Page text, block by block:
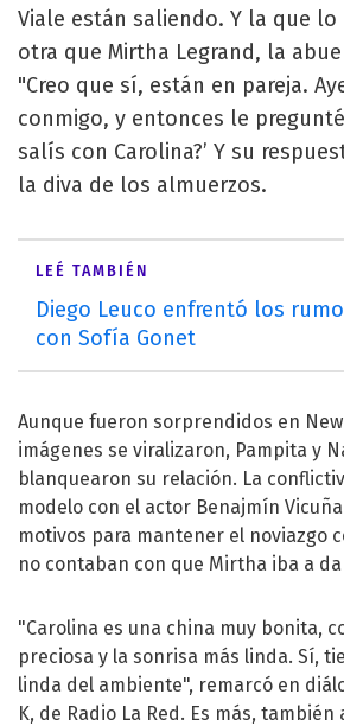
Viale están saliendo. Y la que
otra que Mirtha Legrand, la
"Creo que sí, están en pareja.
conmigo, y entonces le
salís con Carolina?’ Y su
la diva de los almuerzos.
LEÉ TAMBIÉN
Diego Leuco enfrentó los
con Sofía Gonet
Aunque fueron sorprendidos en New
imágenes se viralizaron, Pampita y
blanquearon su relación. La
modelo con el actor Benajmín
motivos para mantener el noviazgo
no contaban con que Mirtha iba a
"Carolina es una china muy bonita,
preciosa y la sonrisa más linda. Sí,
linda del ambiente", remarcó en
K, de Radio La Red. Es más,